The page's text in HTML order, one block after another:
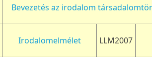
Bevezetés az irodalom
Irodalomelmélet LLM2007